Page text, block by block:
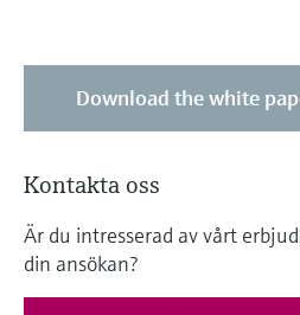
Download the white
Kontakta oss
Är du intresserad av vårt
din ansökan?